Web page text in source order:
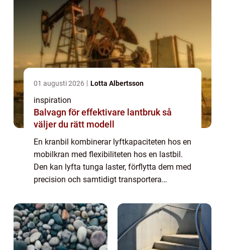
01 augusti 2026 Lotta Albertsson
inspiration
Balvagn för effektivare lantbruk så
väljer du rätt modell
En kranbil kombinerar lyftkapaciteten hos en
mobilkran med flexibiliteten hos en lastbil.
Den kan lyfta tunga laster, förflytta dem med
precision och samtidigt transportera
byggarbetsplatser, i industrin, vid
båtupptagn...